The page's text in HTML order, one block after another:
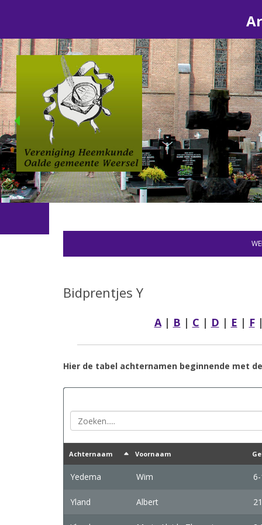
Bidprentjes Y
A| B | C | D | E | F|
Hier de tabel achternamen beginnende met
Achternaam Voornaam
Yedema Wim
Yland Albert